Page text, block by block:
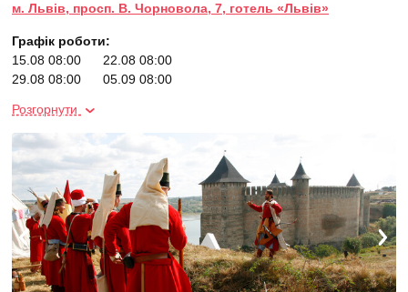
м. Львів, просп. В. Чорновола, 7, готель «Львів»
Графік роботи:
15.08 08:00
22.08 08:00
29.08 08:00
05.09 08:00
26.09 08:00
Розгорнути